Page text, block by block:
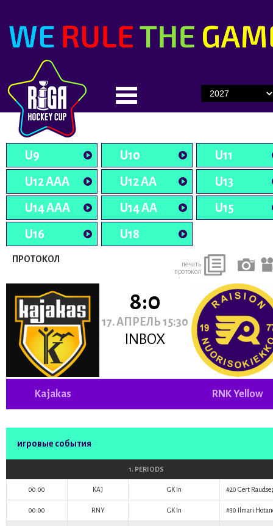
U9 U10
U11
U12 AAA
U12 AA
U13
U14 AAA
U14 AA
U15
U16
U18
ПРОТОКОЛ
печать
протокол
8:0
17. АПРЕЛЬ 15:30
INBOX
Kajakas RNK Yellow
игровые события
1. PERIODS
00:00 KAJ GK In #20 Gert
00:00 RNY GK In #30 Ilmari